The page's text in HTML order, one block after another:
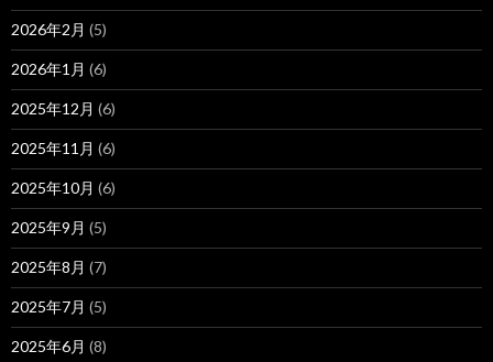
2026年2月 (5)
2026年1月 (6)
2025年12月 (6)
2025年11月 (6)
2025年10月 (6)
2025年9月 (5)
2025年8月 (7)
2025年7月 (5)
2025年6月 (8)